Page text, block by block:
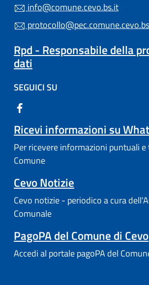
info@comune.cevo.bs.it
Rpd - Responsabile della
dati
SEGUICI SU
Ricevi informazioni su
Per ricevere informazioni puntuali
Comune
Cevo Notizie
Cevo notizie - periodico a cura
Comunale
PagoPA del Comune di Cevo
Accedi al portale pagoPA del